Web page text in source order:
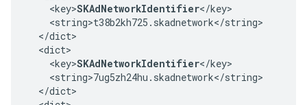
    <key>
SKAdNetworkIdentifier</key>
    <string>t38b2kh725.skadnetwork</string>
  </dict>
  <dict>
    <key>
SKAdNetworkIdentifier</key>
    <string>7ug5zh24hu.skadnetwork</string>
  </dict>